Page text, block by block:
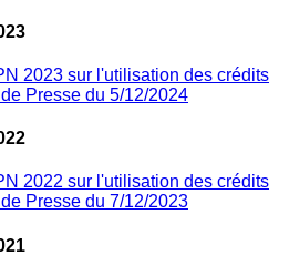
2023 sur l'utilisation des crédits
Presse du 5/12/2024
2022 sur l'utilisation des crédits
Presse du 7/12/2023